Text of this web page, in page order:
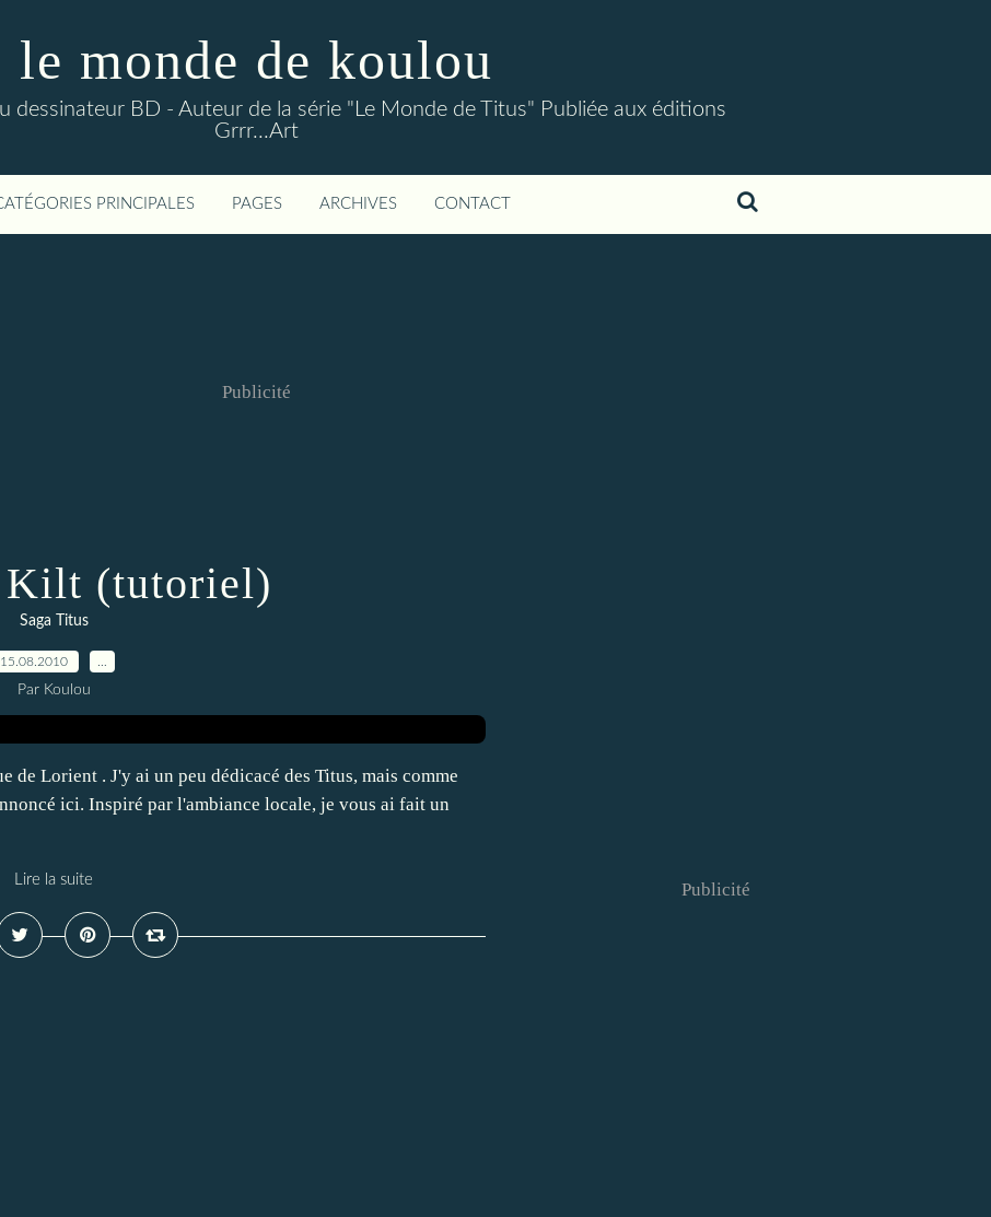
le monde de koulou
dessinateur BD - Auteur de la série "Le Monde de Titus" Publiée aux éditions
Grrr...Art
PRINCIPALES PAGES ARCHIVES CONTACT
Publicité
Kilt (tutoriel)
Saga Titus
15.08.2010
Par Koulou
de Lorient . J'y ai un peu dédicacé des Titus, mais comme
ici. Inspiré par l'ambiance locale, je vous ai fait un
Lire la suite Publicité